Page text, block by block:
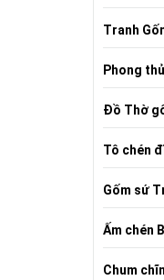
Tranh
Phong
Đồ Thờ
Tô chén
Gốm sứ
Ấm chén
Chum